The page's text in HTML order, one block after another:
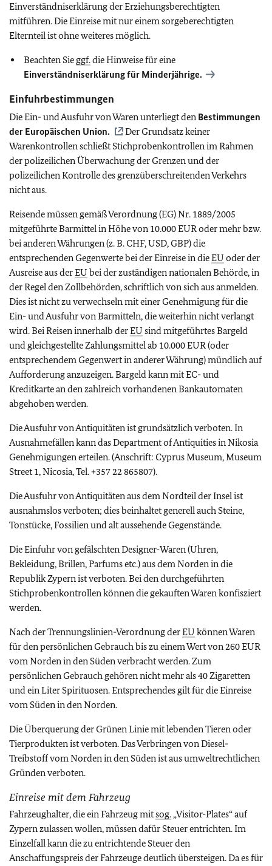
Einverständniserklärung der Erziehungsberechtigten
mitführen. Die Einreise mit nur einem sorgeberechtigten
Elternteil ist ohne weiteres möglich.
Beachten Sie ggf.die Hinweise für eine
Einverständniserklärung für Minderjährige.
Einfuhrbestimmungen
Die Ein- und Ausfuhr von Waren unterliegt den Bestimmungen
der Europäischen Union.
Der Grundsatz keiner
Warenkontrollen schließt Stichprobenkontrollen im Rahmen
der polizeilichen Überwachung der Grenzen und der
polizeilichen Kontrolle des grenzüberschreitenden Verkehrs
nicht aus.
Reisende müssen gemäß Verordnung (EG) Nr. 1889/2005
mitgeführte Barmittel in Höhe von 10.000 EUR oder mehr bzw.
bei anderen Währungen (z. B. CHF, USD, GBP) die
entsprechenden Gegenwerte bei der Einreise in dieEU oder der
Ausreise aus derEU bei der zuständigen nationalen Behörde, in
der Regel den Zollbehörden, schriftlich von sich aus anmelden.
Dies ist nicht zu verwechseln mit einer Genehmigung für die
Ein- und Ausfuhr von Barmitteln, die weiterhin nicht verlangt
wird. Bei Reisen innerhalb derEU sind mitgeführtes Bargeld
und gleichgestellte Zahlungsmittel ab 10.000 EUR (oder
entsprechendem Gegenwert in anderer Währung) mündlich auf
Aufforderung anzuzeigen. Bargeld kann mit EC- und
Kreditkarte an den zahlreich vorhandenen Bankautomaten
abgehoben werden.
Die Ausfuhr von Antiquitäten ist grundsätzlich verboten. In
Ausnahmefällen kann das Department of Antiquities in Nikosia
Genehmigungen erteilen. (Anschrift: Cyprus Museum, Museum
Street 1, Nicosia, Tel. +357 22 865807).
Die Ausfuhr von Antiquitäten aus dem Nordteil der Insel ist
ausnahmslos verboten; dies beinhaltet generell auch Steine,
Tonstücke, Fossilien und alt aussehende Gegenstände.
Die Einfuhr von gefälschten Designer-Waren (Uhren,
Bekleidung, Brillen, Parfums etc.) aus dem Norden in die
Republik Zypern ist verboten. Bei den durchgeführten
Stichprobenkontrollen können die gekauften Waren konfisziert
werden.
Nach der Trennungslinien-Verordnung derEU können Waren
für den persönlichen Gebrauch bis zu einem Wert von 260 EUR
vom Norden in den Süden verbracht werden. Zum
persönlichen Gebrauch gehören nicht mehr als 40 Zigaretten
und ein Liter Spirituosen. Entsprechendes gilt für die Einreise
vom Süden in den Norden.
Die Überquerung der Grünen Linie mit lebenden Tieren oder
Tierprodukten ist verboten. Das Verbringen von Diesel-
Treibstoff vom Norden in den Süden ist aus umweltrechtlichen
Gründen verboten.
Einreise mit dem Fahrzeug
Fahrzeughalter, die ein Fahrzeug mitsog.„Visitor-Plates“ auf
Zypern zulassen wollen, müssen dafür Steuer entrichten. Im
Einzelfall kann die zu entrichtende Steuer den
Anschaffungspreis der Fahrzeuge deutlich übersteigen. Da es für